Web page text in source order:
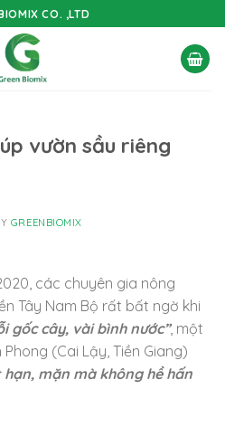
CO. ,LTD
vườn sầu riêng
GREENBIOMIX
các chuyên gia nông
Tây Nam Bộ rất bất ngờ khi
gốc cây, vài bình nước”, một
(Cai Lậy, Tiền Giang)
mặn mà không hề hấn